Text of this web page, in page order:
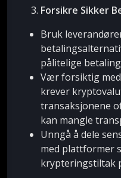
Forsikre Sikker
Bruk
pålitelige
Vær forsiktig
krever
transaksjonene
kan mangle
Unngå å dele
med plattformer
krypteringstiltak